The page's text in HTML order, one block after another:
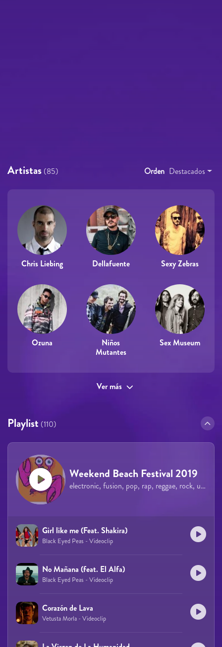
Artistas (85) Orden Destacados
Chris Liebing Dellafuente Sexy Zebras
Ozuna
Niños
Mutantes
Sex Museum
Ver más
Playlist (110)
Weekend Beach Festival 2019
electronic, fusion, pop, rap, reggae, rock, urban
Girl like me (Feat. Shakira)
Black Eyed Peas - Videoclip
No Mañana (feat. El Alfa)
Black Eyed Peas - Videoclip
Corazón de Lava
Vetusta Morla - Videoclip